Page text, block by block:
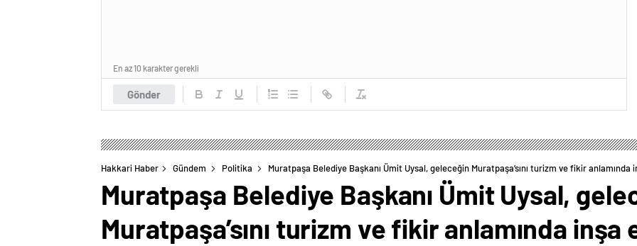
Gönder
En az 10 karakter gerekli
Hakkari Haber Gündem Politika Muratpaşa Belediye Başkanı Ümit Uysal, geleceğin Muratpaşa’sını turizm ve fikir anlamında
Muratpaşa Belediye Başkanı Ümit Uysal,
Muratpaşa’sını turizm ve fikir anlamında inşa